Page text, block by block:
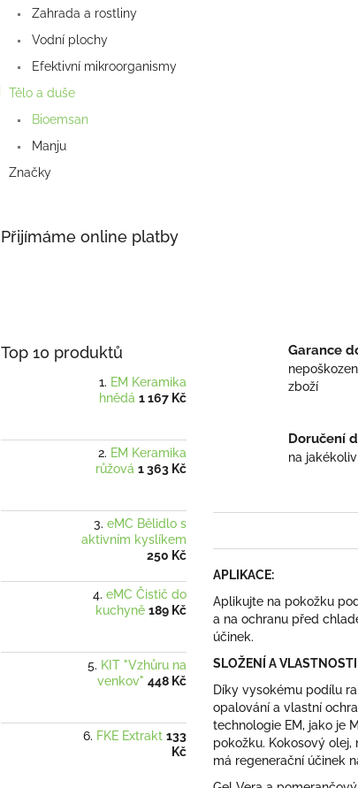
Zahrada a rostliny
Vodní plochy
Efektivní mikroorganismy
Tělo a duše
Bioemsan
Manju
Značky
Přijímáme online platby
Top 10 produktů
EM Keramika
hnědá 1 167 Kč
EM Keramika
růžová 1 363 Kč
eMC Bělidlo s
aktivním kyslíkem
250 Kč
eMC Čistič do
kuchyně 189 Kč
KIT "Vzhůru na
venkov" 448 Kč
FKE Extrakt 133
Kč
Garance
zboží
Doručení
na
APLIKACE:
Aplikujte na pokožku
a na ochranu před
účinek.
SLOŽENÍ A
Díky vysokému podílu
opalování a vlastní
technologie EM, jako je
pokožku. Kokosový
má regenerační účinek